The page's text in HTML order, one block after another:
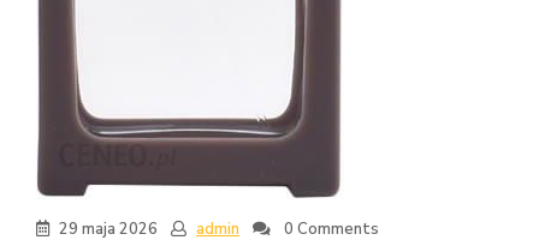
29 maja 2026 admin 0 Comments